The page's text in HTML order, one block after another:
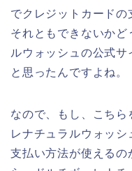
でクレジットカードの
それともできないかど
ルウォッシュの公式サ
と思ったんですよね。
なので、もし、こち
レナチュラルウォッ
支払い方法が使えるの